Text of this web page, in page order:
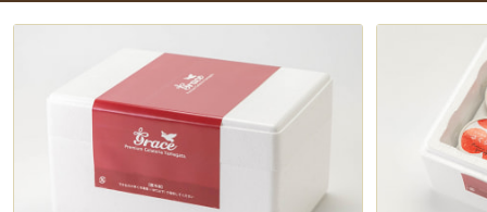
ゴロ入っています。甘酸っぱいソ
て、さくらんぼの濃厚な味わいが
りました。これは美味しい〜！ま
くらんぼを味わえる
ジェラートで